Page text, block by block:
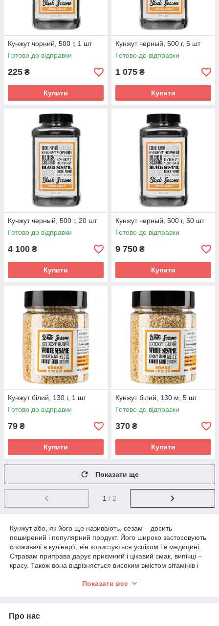
Кунжут чорний, 500 г, 1 шт
Готово до відправки
225 ₴
Купити
Кунжут черный, 500 г, 5 шт
Готово до відправки
1 075 ₴
Купити
Кунжут черный, 500 г, 20 шт
Готово до відправки
4 100 ₴
Купити
Кунжут черный, 500 г, 50 шт
Готово до відправки
9 750 ₴
Купити
Кунжут білий, 130 г, 1 шт
Готово до відправки
79 ₴
Купити
Кунжут білий, 130 м, 5 шт
Готово до відправки
370 ₴
Купити
Показати ще
1 / 2
Кунжут або, як його ще називають, сезам – досить
поширений і популярний продукт. Його широко застосовують
споживачі в кулінарії, він користується успіхом і в медицині.
Стравам приправа дарує приємний і цікавий смак, випічці –
красу. Також вона відрізняється високим вмістом вітамінів і
Це трав'яниста рослина, що росте в Індії, а також в азіатських
відвідавши інтернет-магазин «Банка спецій». Вартість наших
Показати все
Про нас